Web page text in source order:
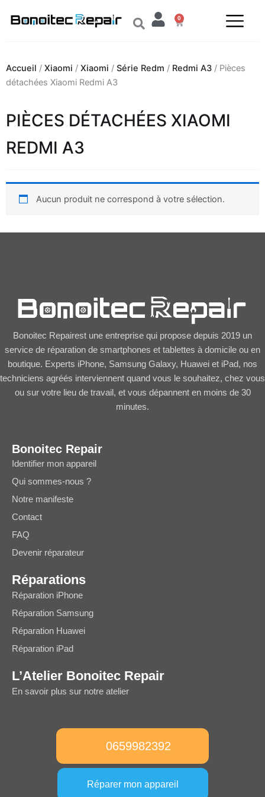
0
Panier
Accueil / Xiaomi / Xiaomi / Série Redm / Redmi A3 / Pièces
détachées Xiaomi Redmi A3
PIÈCES DÉTACHÉES XIAOMI
REDMI A3
Aucun produit ne correspond à votre sélection.
Bonoitec Repairest une entreprise qui propose depuis 2019 un
service de réparation de smartphones et tablettes à domicile ou en
boutique. Experts iPhone, Samsung Galaxy, Huawei et iPad, nos
techniciens agréés interviennent quand vous le souhaitez, chez vous
ou sur votre lieu de travail, et vous dépannent en moins de 30
minutes.
Bonoitec Repair
Identifier mon appareil
Qui sommes-nous ?
Notre manifeste
Contact
FAQ
Devenir réparateur
Réparations
Réparation iPhone
Réparation Samsung
Réparation Huawei
Réparation iPad
L’Atelier Bonoitec Repair
En savoir plus sur notre atelier
0659982392
Réparer mon appareil